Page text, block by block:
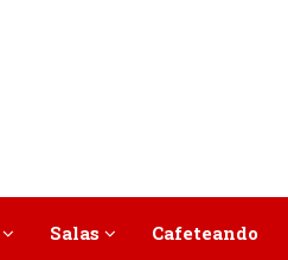
Salas Cafeteando